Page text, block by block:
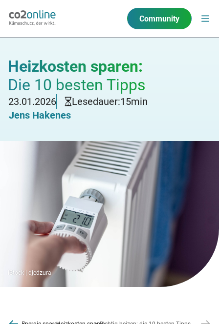
Community
Heizkosten sparen:
Die 10 besten Tipps
23.01.2026 Lesedauer:15min
Jens Hakenes
iStock | djedzura